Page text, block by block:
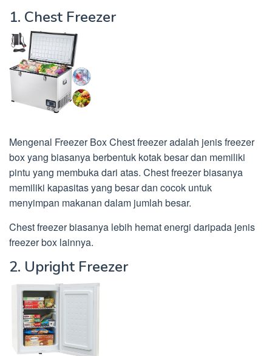
1. Chest Freezer
Mengenal Freezer Box Chest freezer adalah jenis freezer
box yang biasanya berbentuk kotak besar dan memiliki
pintu yang membuka dari atas. Chest freezer biasanya
memiliki kapasitas yang besar dan cocok untuk
menyimpan makanan dalam jumlah besar.
Chest freezer biasanya lebih hemat energi daripada jenis
freezer box lainnya.
2. Upright Freezer